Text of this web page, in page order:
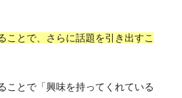
ことで、さらに話題を引き出すこ
ことで「興味を持ってくれている